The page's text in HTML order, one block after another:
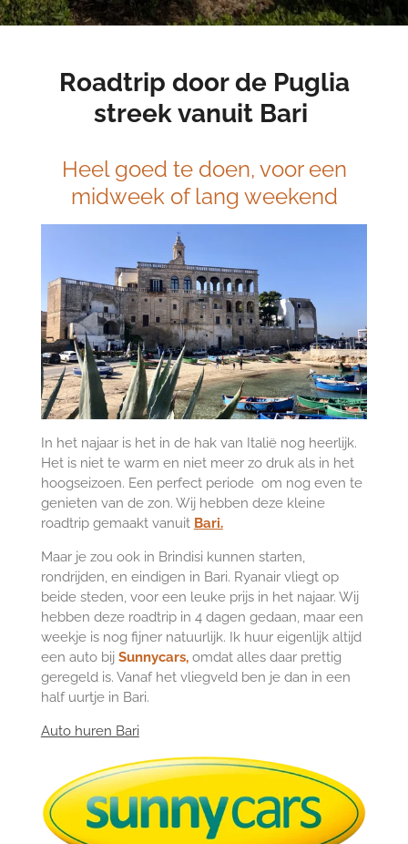
Roadtrip door de Puglia
streek vanuit Bari
Heel goed te doen, voor een
midweek of lang weekend
In het najaar is het in de hak van Italië nog heerlijk.
Het is niet te warm en niet meer zo druk als in het
hoogseizoen. Een perfect periode om nog even te
genieten van de zon. Wij hebben deze kleine
roadtrip gemaakt vanuit Bari.
Maar je zou ook in Brindisi kunnen starten,
rondrijden, en eindigen in Bari. Ryanair vliegt op
beide steden, voor een leuke prijs in het najaar. Wij
hebben deze roadtrip in 4 dagen gedaan, maar een
weekje is nog fijner natuurlijk. Ik huur eigenlijk altijd
een auto bij Sunnycars,omdat alles daar prettig
geregeld is. Vanaf het vliegveld ben je dan in een
half uurtje in Bari.
Auto huren Bari